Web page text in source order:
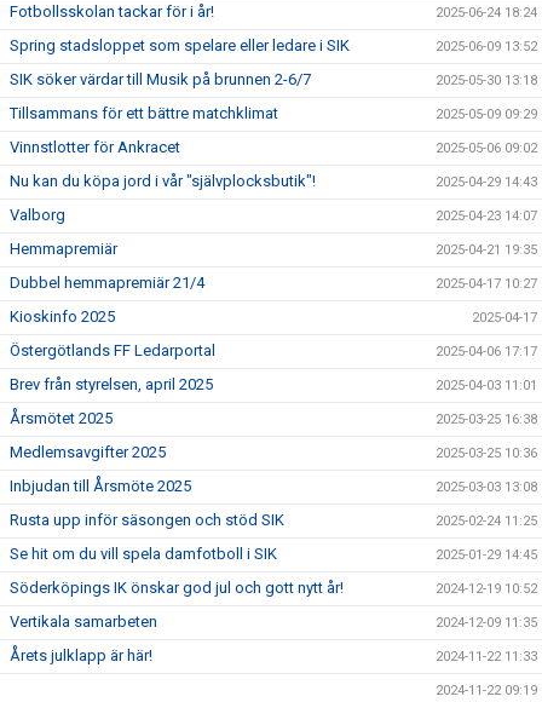
Fotbollsskolan tackar för i år! 2025-06-24 18:24
Spring stadsloppet som spelare eller ledare i SIK 2025-06-09 13:52
SIK söker värdar till Musik på brunnen 2-6/7 2025-05-30 13:18
Tillsammans för ett bättre matchklimat 2025-05-09 09:29
Vinnstlotter för Ankracet 2025-05-06 09:02
Nu kan du köpa jord i vår "självplocksbutik"! 2025-04-29 14:43
Valborg 2025-04-23 14:07
Hemmapremiär 2025-04-21 19:35
Dubbel hemmapremiär 21/4 2025-04-17 10:27
Kioskinfo 2025 2025-04-17
Östergötlands FF Ledarportal 2025-04-06 17:17
Brev från styrelsen, april 2025 2025-04-03 11:01
Årsmötet 2025 2025-03-25 16:38
Medlemsavgifter 2025 2025-03-25 10:36
Inbjudan till Årsmöte 2025 2025-03-03 13:08
Rusta upp inför säsongen och stöd SIK 2025-02-24 11:25
Se hit om du vill spela damfotboll i SIK 2025-01-29 14:45
Söderköpings IK önskar god jul och gott nytt år! 2024-12-19 10:52
Vertikala samarbeten 2024-12-09 11:35
Årets julklapp är här! 2024-11-22 11:33
2024-11-22 09:19